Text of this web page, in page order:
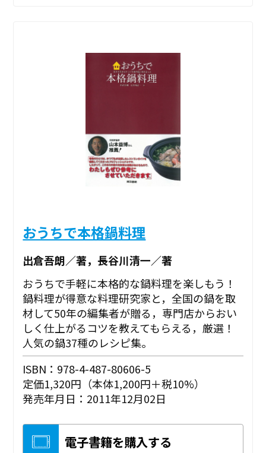
おうちで本格鍋料理
出倉吾朗／著，長谷川清一／著
おうちで手軽に本格的な鍋料理を楽しもう！
鍋料理が得意な料理研究家と，全国の鍋を取
材して50年の編集者が贈る，専門店からおい
しく仕上がるコツを教えてもらえる，厳選！
人気の鍋37種のレシピ集。
ISBN：978-4-487-80606-5
定価1,320円（本体1,200円＋税10%）
発売年月日：2011年12月02日
電子書籍を購入する